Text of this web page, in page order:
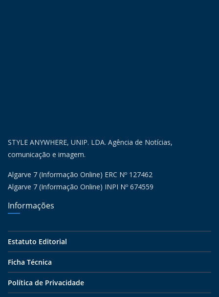
STYLE ANYWHERE, UNIP. LDA. Agência de Notícias,
comunicação e imagem.
Algarve 7 (Informação Online) ERC Nº 127462
Algarve 7 (Informação Online) INPI Nº 674559
Informações
Estatuto Editorial
Ficha Técnica
Política de Privacidade